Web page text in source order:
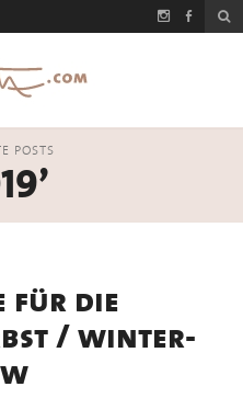
POSTS
für die
/ winter-